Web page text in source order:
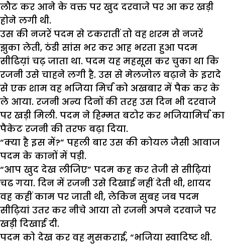
लौट कर आने के वक्त पर खुद दरवाजे पर आ कर खड़ी
होने लगी थी.
उस की नजरें पदम से टकरातीं तो वह शरम से नजरें
झुका लेती, ठंडी सांस भर कर आह भरता हुआ पदम
सीढिय़ां चढ़ जाता था. पदम यह महसूस कर चुका था कि
रजनी उसे चाहने लगी है. उस से मेलजोल बढ़ाने के इरादे
से एक शाम वह भजिया मिर्च को अखबार में पैक कर के
ले आया. रजनी अन्य दिनों की तरह उस दिन भी दरवाजे
पर खड़ी मिली. पदम ने हिम्मत बटोर कर भजियामिर्च का
पैकेट रजनी की तरफ बढ़ा दिया.
“क्या है इस में?” पहली बार उस की कोयल जैसी आवाज
पदम के कानों में पड़ी.
“आप खुद देख लीजिए” पदम कह कर तेजी से सीढ़ियां
चढ गया. दिन में रजनी उसे दिखाई नहीं देती थी, शायद
वह कहीं काम पर जाती थी, लेकिन सुबह जब पदम
सीढ़ियां उतर कर नीचे आया तो रजनी अपने दरवाजे पर
खड़ी दिखाई दी.
पदम को देख कर वह मुसकराई, “भजिया स्वादिष्ट थी.